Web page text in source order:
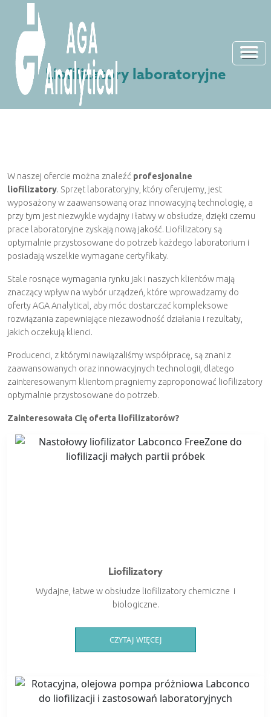
Produkty
Ekstrakcja
Liofilizacja
Homogenizacja
Czytniki płytek
Liczniki komórek
Krwiodawstwo
Przemysł konopny i kannabinoidowy
Branża kosmetyczna
Branża spożywcza
Energetyka
Mikrobiologia
Przemysł chemiczny i petrochemiczny
Nasza misja
Nasza wizja
Nasza historia
Centrum edukacyjne
Artykuły
Szkolenia
Kontakt
Serwis
Umowa serwisowa
Serwis pipet
Search
Liofilizatory laboratoryjne
W naszej ofercie można znaleźć profesjonalne
liofilizatory. Sprzęt laboratoryjny , który oferujemy, jest
wyposażony w zaawansowaną oraz innowacyjną technologię, a
przy tym jest niezwykle wydajny i łatwy w obsłudze, dzięki czemu
prace laboratoryjne zyskają nową jakość. Liofilizatory są
optymalnie przystosowane do potrzeb każdego laboratorium i
posiadają wszelkie wymagane certyfikaty.
Stale rosnące wymagania rynku jak i naszych klientów mają
znaczący wpływ na wybór urządzeń, które wprowadzamy do
oferty AGA Analytical, aby móc dostarczać kompleksowe
rozwiązania zapewniające niezawodność działania i rezultaty,
jakich oczekują klienci.
Producenci, z którymi nawiązaliśmy współpracę, są znani z
zaawansowanych oraz innowacyjnych technologii, dlatego
zainteresowanym klientom pragniemy zaproponować liofilizatory
optymalnie przystosowane do potrzeb.
Zainteresowała Cię oferta liofilizatorów?
Liofilizatory
Wydajne, łatwe w obsłudze liofilizatory chemiczne i
biologiczne.
CZYTAJ WIĘCEJ